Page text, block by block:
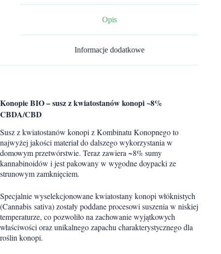
Opis
Informacje dodatkowe
Konopie BIO – susz z kwiatostanów konopi ~8%
CBDA/CBD
Susz z kwiatostanów konopi z Kombinatu Konopnego to
najwyżej jakości materiał do dalszego wykorzystania w
domowym przetwórstwie. Teraz zawiera ~8% sumy
kannabinoidów i jest pakowany w wygodne doypacki ze
strunowym zamknięciem.
Specjalnie wyselekcjonowane kwiatostany konopi włóknistych
(Cannabis sativa) zostały poddane procesowi suszenia w niskiej
temperaturze, co pozwoliło na zachowanie wyjątkowych
właściwości oraz unikalnego zapachu charakterystycznego dla
roślin konopi.